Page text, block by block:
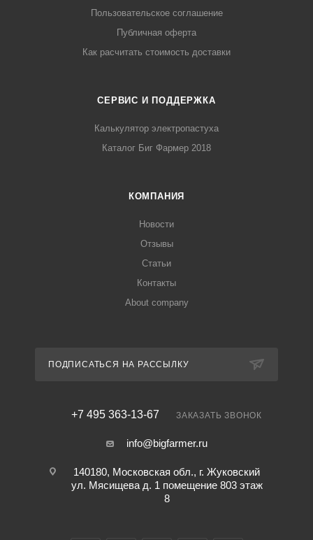
Пользовательское соглашение
Публичная оферта
Как расчитать стоимость доставки
СЕРВИС И ПОДДЕРЖКА
Калькулятор электропастуха
Каталог Биг Фармер 2018
КОМПАНИЯ
Новости
Отзывы
Статьи
Контакты
About company
ПОДПИСАТЬСЯ НА РАССЫЛКУ
+7 495 363-13-67 ЗАКАЗАТЬ ЗВОНОК
info@bigfarmer.ru
140180, Московская обл., г. Жуковский
ул. Мясищева д. 1 помещение 803 этаж
8